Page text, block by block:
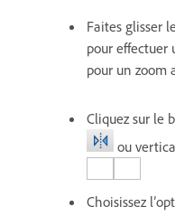
Faites glisser
pour effectuer
pour un zoom
Cliquez sur le
ou
Choisissez